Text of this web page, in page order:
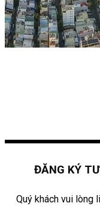
ĐĂNG KÝ
Quý khách vui lòng